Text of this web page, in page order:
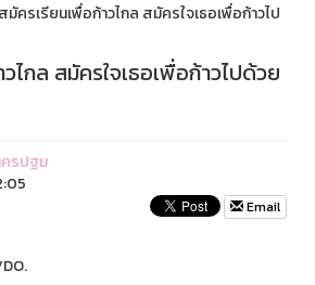
มัครเรียนเพื่อก้าวไกล สมัครใจเธอเพื่อก้าวไป
ไกล สมัครใจเธอเพื่อก้าวไปด้วย
ครปฐม
Email